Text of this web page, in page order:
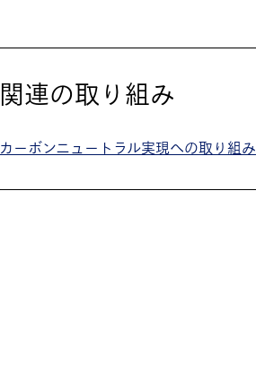
関連の取り組み
カーボンニュートラル実現への取り組み